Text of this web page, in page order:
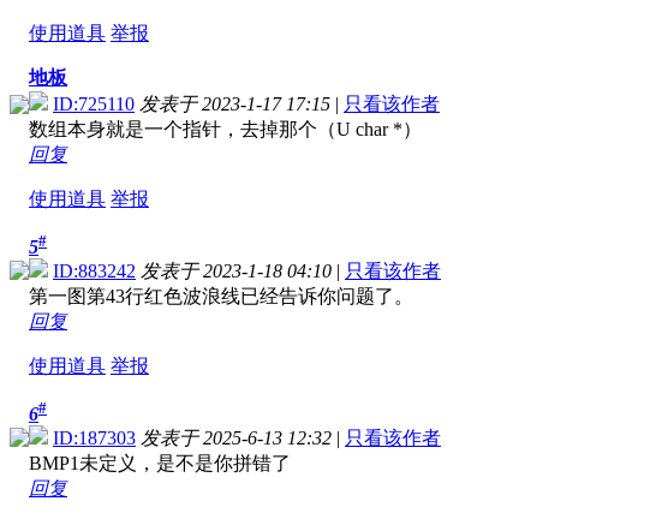
使用道具 举报
地板
ID:725110 发表于 2023-1-17 17:15 | 只看该作者
数组本身就是一个指针，去掉那个（U char *）
回复
使用道具 举报
5#
ID:883242 发表于 2023-1-18 04:10 | 只看该作者
第一图第43行红色波浪线已经告诉你问题了。
回复
使用道具 举报
6#
ID:187303 发表于 2025-6-13 12:32 | 只看该作者
BMP1未定义，是不是你拼错了
回复